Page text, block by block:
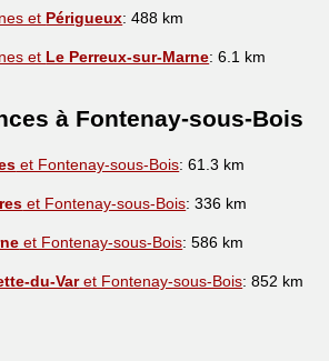
et Périgueux: 488 km
et Le Perreux-sur-Marne: 6.1 km
à Fontenay-sous-Bois
et Fontenay-sous-Bois: 61.3 km
et Fontenay-sous-Bois: 336 km
et Fontenay-sous-Bois: 586 km
du-Varet Fontenay-sous-Bois: 852 km